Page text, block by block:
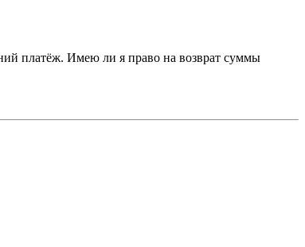
платёж. Имею ли я право на возврат суммы